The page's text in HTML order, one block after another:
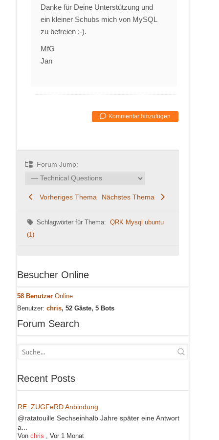
Danke für Deine Unterstützung und
ein kleiner Schubs mich von MySQL
zu befreien ;-).
MfG
Jan
Kommentar hinzufügen
Forum Jump:
Vorheriges Thema Nächstes Thema
Schlagwörter für Thema:QRK Mysql ubuntu
(1)
Besucher Online
58 Benutzer Online
Benutzer: chris, 52 Gäste, 5 Bots
Forum Search
Recent Posts
RE: ZUGFeRD Anbindung
@ratatouille Sechseinhalb Jahre später eine Antwort
a...
Von chris Vor 1 Monat